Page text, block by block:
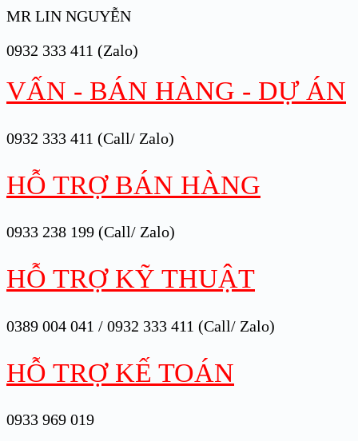
MR LIN NGUYỄN
0932 333 411 (Zalo)
VẤN - BÁN HÀNG - DỰ ÁN
0932 333 411 (Call/ Zalo)
HỖ TRỢ BÁN HÀNG
0933 238 199 (Call/ Zalo)
HỖ TRỢ KỸ THUẬT
0389 004 041 / 0932 333 411 (Call/ Zalo)
HỖ TRỢ KẾ TOÁN
0933 969 019